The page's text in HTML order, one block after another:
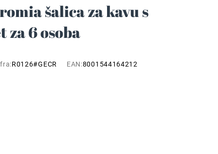
šalica za kavu s
za 6 osoba
R0126#GECR EAN:8001544164212